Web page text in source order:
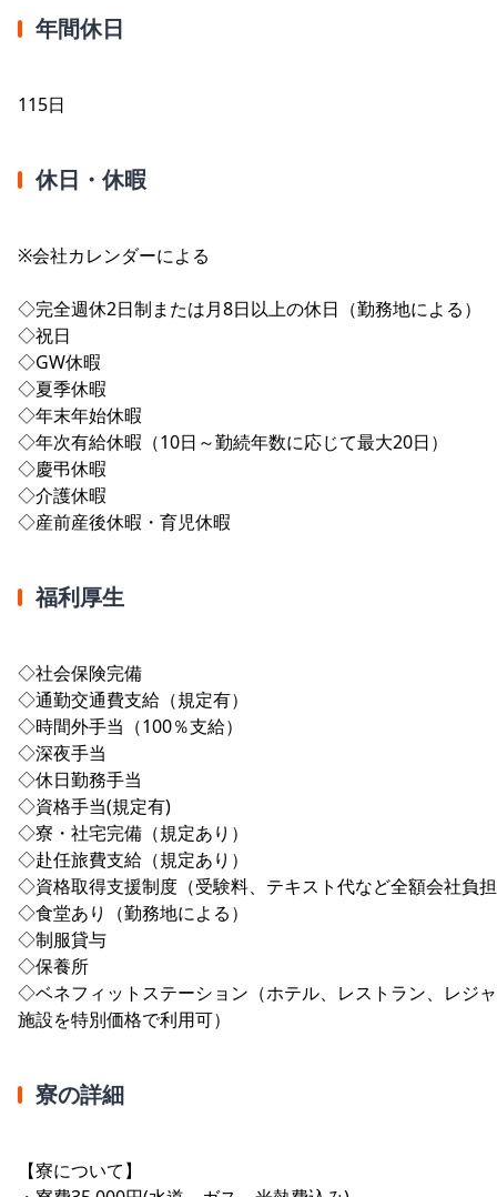
年間休日
115日
休日・休暇
※会社カレンダーによる
◇完全週休2日制または月8日以上の休日（勤務地による）
◇祝日
◇GW休暇
◇夏季休暇
◇年末年始休暇
◇年次有給休暇（10日～勤続年数に応じて最大20日）
◇慶弔休暇
◇介護休暇
◇産前産後休暇・育児休暇
福利厚生
◇社会保険完備
◇通勤交通費支給（規定有）
◇時間外手当（100％支給）
◇深夜手当
◇休日勤務手当
◇資格手当(規定有)
◇寮・社宅完備（規定あり）
◇赴任旅費支給（規定あり）
◇資格取得支援制度（受験料、テキスト代など全額会社負
◇食堂あり（勤務地による）
◇制服貸与
◇保養所
◇ベネフィットステーション（ホテル、レストラン、レジ
施設を特別価格で利用可）
寮の詳細
【寮について】